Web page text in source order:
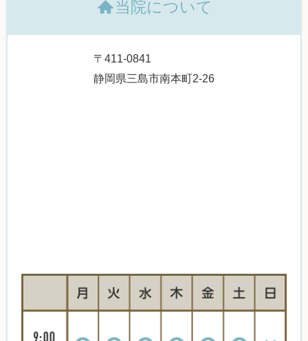
当院について
〒411-0841
静岡県三島市南本町2-26